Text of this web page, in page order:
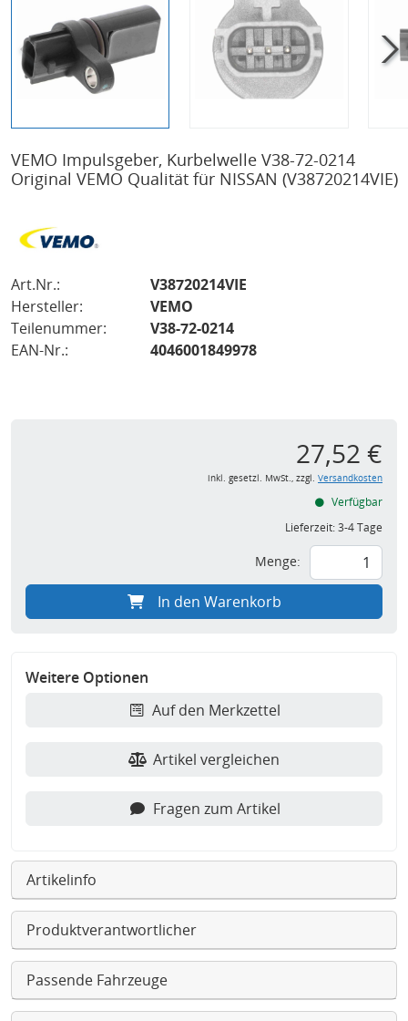
VEMO Impulsgeber, Kurbelwelle V38-72-0214
Original VEMO Qualität für NISSAN (V38720214VIE)
Art.Nr.:
V38720214VIE
Hersteller:
VEMO
Teilenummer:
V38-72-0214
EAN-Nr.:
4046001849978
27,52 €
inkl. gesetzl. MwSt., zzgl. Versandkosten
Verfügbar
Lieferzeit:3-4 Tage
Menge:
In den Warenkorb
Weitere Optionen
Auf den Merkzettel
Artikel vergleichen
Fragen zum Artikel
Artikelinfo
Produktverantwortlicher
Passende Fahrzeuge